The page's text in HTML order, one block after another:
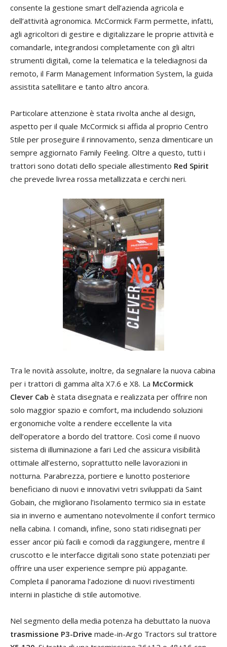
consente la gestione smart dell’azienda agricola e
dell’attività agronomica. McCormick Farm permette, infatti,
agli agricoltori di gestire e digitalizzare le proprie attività e
comandarle, integrandosi completamente con gli altri
strumenti digitali, come la telematica e la telediagnosi da
remoto, il Farm Management Information System, la guida
assistita satellitare e tanto altro ancora.
Particolare attenzione è stata rivolta anche al design,
aspetto per il quale McCormick si affida al proprio Centro
Stile per proseguire il rinnovamento, senza dimenticare un
sempre aggiornato Family Feeling. Oltre a questo, tutti i
trattori sono dotati dello speciale allestimento Red Spirit
che prevede livrea rossa metallizzata e cerchi neri.
Tra le novità assolute, inoltre, da segnalare la nuova cabina
per i trattori di gamma alta X7.6 e X8. La McCormick
Clever Cab è stata disegnata e realizzata per offrire non
solo maggior spazio e comfort, ma includendo soluzioni
ergonomiche volte a rendere eccellente la vita
dell’operatore a bordo del trattore. Così come il nuovo
sistema di illuminazione a fari Led che assicura visibilità
ottimale all’esterno, soprattutto nelle lavorazioni in
notturna. Parabrezza, portiere e lunotto posteriore
beneficiano di nuovi e innovativi vetri sviluppati da Saint
Gobain, che migliorano l’isolamento termico sia in estate
sia in inverno e aumentano notevolmente il confort termico
nella cabina. I comandi, infine, sono stati ridisegnati per
esser ancor più facili e comodi da raggiungere, mentre il
cruscotto e le interfacce digitali sono state potenziati per
offrire una user experience sempre più appagante.
Completa il panorama l’adozione di nuovi rivestimenti
interni in plastiche di stile automotive.
Nel segmento della media potenza ha debuttato la nuova
trasmissione P3-Drive made-in-Argo Tractors sul trattore